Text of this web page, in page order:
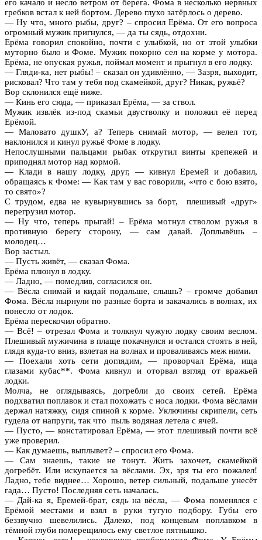
его качало и несло ветром от берега. Фома в несколько нервных
гребков встал к ней бортом. Дерево глухо затёрлось о дерево.
— Ну что, много рыбы, друг? – спросил Ерёма. От его вопроса
огромный мужик пригнулся, — да ты сядь, отдохни.
Ерёма говорил спокойно, почти с улыбкой, но от этой улыбки
муторно было и Фоме. Мужик покорно сел на корме у мотора.
Ерёма, не опуская ружья, поймал момент и прыгнул в его лодку.
— Гляди-ка, нет рыбы! – сказал он удивлённо, — Зазря, выходит,
рисковал? Что там у тебя под скамейкой, друг? Никак, ружьё?
Вор склонился ещё ниже.
— Кинь его сюда, — приказал Ерёма, — за ствол.
Мужик извлёк из-под скамьи двустволку и положил её перед
Ерёмой.
— Маловато душкУ, а? Теперь снимай мотор, — велел тот,
наклонился и кинул ружьё Фоме в лодку.
Непослушными пальцами рыбак открутил винты крепежей и
приподнял мотор над кормой.
— Клади в нашу лодку, друг, — кивнул Еремей и добавил,
обращаясь к Фоме: — Как там у вас говорили, «что с бою взято,
то свято»?
С трудом, едва не кувырнувшись за борт, плешивый «друг»
перегрузил мотор.
— Ну что, теперь прыгай! – Ерёма мотнул стволом ружья в
противную берегу сторону, — сам давай. Доплывёшь –
молодец…
Вор застыл.
— Пусть живёт, — сказал Фома.
Ерёма плюнул в лодку.
— Ладно, — помедлив, согласился он.
— Вёсла снимай и кидай подальше, слышь? – громче добавил
Фома. Вёсла нырнули по разные борта и закачались в волнах, их
понесло от лодок.
Ерёма перескочил обратно.
— Всё! – отрезал Фома и толкнул чужую лодку своим веслом.
Плешивый мужичина в плаще покачнулся и остался стоять в ней,
глядя куда-то вниз, взлетая на волнах и проваливаясь меж ними.
— Поехали хоть сети доглядим, — проворчал Ерёма, ища
глазами кубас**. Фома кивнул и оторвал взгляд от вражьей
лодки.
Молча, не оглядываясь, догребли до своих сетей. Ерёма
подхватил поплавок и стал похожать с носа лодки. Фома вёслами
держал натяжку, сидя спиной к корме. Уключины скрипели, сеть
гудела от напруги, так что пыль водяная летела с ячей.
— Пусто, — констатировал Ерёма, — этот плешивый почти всё
уже проверил.
— Как думаешь, выплывет? – спросил его Фома.
— Сам знаешь, такие не тонут. Жить захочет, скамейкой
догребёт. Или искупается за вёслами. Эх, зря ты его пожалел!
Ладно, тебе виднее… Хорошо, ветер сильный, подальше унесёт
гада… Пусто! Последняя сеть началась.
— Дай-ка я, Еремей-брат, сядь на вёсла, — Фома поменялся с
Ерёмой местами и взял в руки тугую подбору. Губы его
беззвучно шевелились. Далеко, под концевым поплавком в
тёмной глуби померещилось ему светлое пятнышко.